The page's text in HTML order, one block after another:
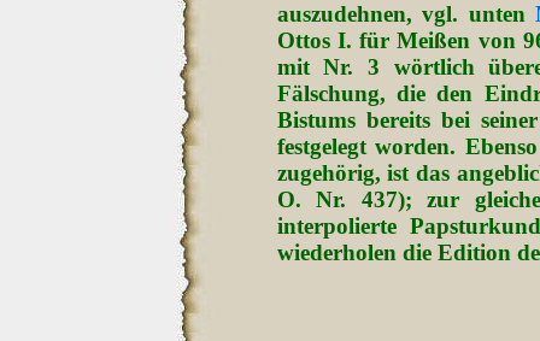
auszudehnen, vgl. unten
Ottos I. für Meißen von
mit Nr. 3 wörtlich
Fälschung, die den
Bistums bereits bei
festgelegt worden.
zugehörig, ist das
O. Nr. 437); zur
interpolierte
wiederholen die Edition